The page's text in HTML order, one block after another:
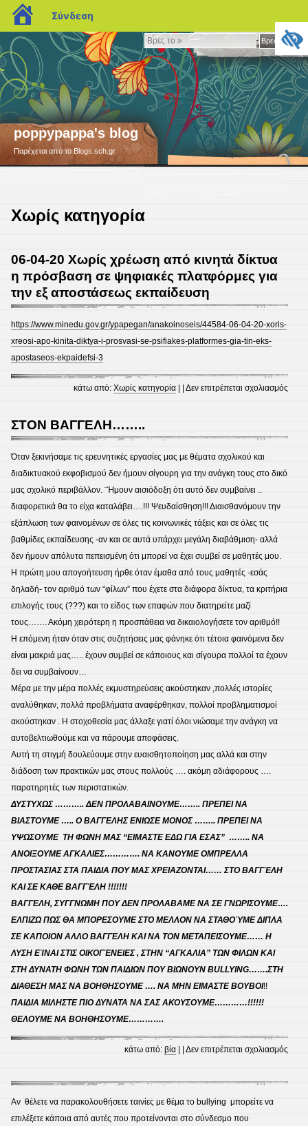
Βρες
το
»
Βρες το »
poppypappa's blog
Παρέχεται από το Blogs.sch.gr
Χωρίς κατηγορία
06-04-20 Χωρίς χρέωση από κινητά δίκτυα
η πρόσβαση σε ψηφιακές πλατφόρμες για
την εξ αποστάσεως εκπαίδευση
https://www.minedu.gov.gr/ypapegan/anakoinoseis/44584-06-04-20-xoris-
xreosi-apo-kinita-diktya-i-prosvasi-se-psifiakes-platformes-gia-tin-eks-
apostaseos-ekpaidefsi-3
κάτω από:Χωρίς κατηγορία | |Δεν επιτρέπεται σχολιασμός
20
ΣΤΟΝ ΒΑΓΓΕΛΗ……..
Όταν ξεκινήσαμε τις ερευνητικές εργασίες μας με θέματα σχολικού και
διαδικτυακού εκφοβισμού δεν ήμουν σίγουρη για την ανάγκη τους στο δικό
μας σχολικό περιβάλλον. ¨Ήμουν αισιόδοξη ότι αυτό δεν συμβαίνει ..
διαφορετικά θα το είχα καταλάβει….!!! Ψευδαίσθηση!!! Διαισθανόμουν την
εξάπλωση των φαινομένων σε όλες τις κοινωνικές τάξεις και σε όλες τις
βαθμίδες εκπαίδευσης -αν και σε αυτά υπάρχει μεγάλη διαβάθμιση- αλλά
δεν ήμουν απόλυτα πεπεισμένη ότι μπορεί να έχει συμβεί σε μαθητές μου.
Η πρώτη μου απογοήτευση ήρθε όταν έμαθα από τους μαθητές -εσάς
δηλαδή- τον αριθμό των “φίλων” που έχετε στα διάφορα δίκτυα, τα κριτήρια
επιλογής τους (???) και το είδος των επαφών που διατηρείτε μαζί
τους……. Ακόμη χειρότερη η προσπάθεια να δικαιολογήσετε τον αριθμό!!
Η επόμενη ήταν όταν στις συζητήσεις μας φάνηκε ότι τέτοια φαινόμενα δεν
είναι μακριά μας….. έχουν συμβεί σε κάποιους και σίγουρα πολλοί τα έχουν
δει να συμβαίνουν…
Μέρα με την μέρα πολλές εκμυστηρεύσεις ακούστηκαν ,πολλές ιστορίες
αναλύθηκαν, πολλά προβλήματα αναφέρθηκαν, πολλοί προβληματισμοί
ακούστηκαν . Η στοχοθεσία μας άλλαξε γιατί όλοι νιώσαμε την ανάγκη να
αυτοβελτιωθούμε και να πάρουμε αποφάσεις.
Αυτή τη στιγμή δουλεύουμε στην ευαισθητοποίηση μας αλλά και στην
διάδοση των πρακτικών μας στους πολλούς …. ακόμη αδιάφορους ….
παρατηρητές των περιστατικών.
ΔΥΣΤΥΧΩΣ ……….. ΔΕΝ ΠΡΟΛΑΒΑΙΝΟΥΜΕ…….. ΠΡΕΠΕΙ ΝΑ
ΒΙΑΣΤΟΥΜΕ ….. Ο ΒΑΓΓΕΛΗΣ ΕΝΙΩΣΕ ΜΟΝΟΣ …….. ΠΡΕΠΕΙ ΝΑ
ΥΨΩΣΟΥΜΕ ΤΗ ΦΩΝΗ ΜΑΣ “ΕΙΜΑΣΤΕ ΕΔΩ ΓΙΑ ΕΣΑΣ” …….. ΝΑ
ΑΝΟΙΞΟΥΜΕ ΑΓΚΑΛΙΕΣ…………. ΝΑ ΚΑΝΟΥΜΕ ΟΜΠΡΕΛΛΑ
ΠΡΟΣΤΑΣΙΑΣ ΣΤΑ ΠΑΙΔΙΑ ΠΟΥ ΜΑΣ ΧΡΕΙΑΖΟΝΤΑΙ…… ΣΤΟ ΒΑΓΓΈΛΗ
ΚΑΙ ΣΕ ΚΑΘΕ ΒΑΓΓΈΛΗ !!!!!!!
ΒΑΓΓΕΛΗ, ΣΥΓΓΝΩΜΗ ΠΟΥ ΔΕΝ ΠΡΟΛΑΒΑΜΕ ΝΑ ΣΕ ΓΝΩΡΙΣΟΥΜΕ….
ΕΛΠΙΖΩ ΠΩΣ ΘΑ ΜΠΟΡΕΣΟΥΜΕ ΣΤΟ ΜΕΛΛΟΝ ΝΑ ΣΤΑΘΟΎΜΕ ΔΙΠΛΑ
ΣΕ ΚΑΠΟΙΟΝ ΑΛΛΟ ΒΑΓΓΕΛΗ ΚΑΙ ΝΑ ΤΟΝ ΜΕΤΑΠΕΙΣΟΥΜΕ…… Η
ΛΥΣΗ ΕΊΝΑΙ ΣΤΙΣ ΟΙΚΟΓΈΝΕΙΕΣ , ΣΤΗΝ “ΑΓΚΑΛΙΑ” ΤΩΝ ΦΙΛΩΝ ΚΑΙ
ΣΤΗ ΔΥΝΑΤΗ ΦΩΝΗ ΤΩΝ ΠΑΙΔΙΩΝ ΠΟΥ ΒΙΩΝΟΥΝ BULLYING…….ΣΤΗ
ΔΙΑΘΕΣΗ ΜΑΣ ΝΑ ΒΟΗΘΗΣΟΥΜΕ …. ΝΑ ΜΗΝ ΕΙΜΑΣΤΕ ΒΟΥΒΟΙ!!
ΠΑΙΔΙΑ ΜΙΛΗΣΤΕ ΠΙΟ ΔΥΝΑΤΑ ΝΑ ΣΑΣ ΑΚΟΥΣΟΥΜΕ…………!!!!!!
ΘΕΛΟΥΜΕ ΝΑ ΒΟΗΘΗΣΟΥΜΕ………….
κάτω από:βία | |Δεν επιτρέπεται σχολιασμός
Αν θέλετε να παρακολουθήσετε ταινίες με θέμα το bullying μπορείτε να
επιλέξετε κάποια από αυτές που προτείνονται στο σύνδεσμο που
blogs.sch.gr
Σύνδεση